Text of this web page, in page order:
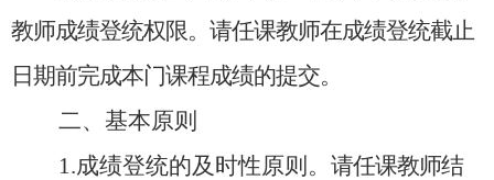
教师成绩登统权限。请任课教师在成绩登统截止
日期前完成本门课程成绩的提交。
二、基本原则
1.成绩登统的及时性原则。 请任课教师结